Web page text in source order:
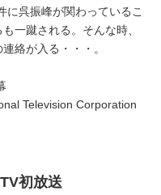
に呉振峰が関わっているこ
一蹴される。そんな時、
絡が入る・・・。
幕
Television Corporation
初放送